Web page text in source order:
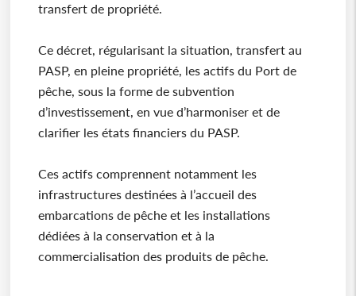
transfert de propriété.
Ce décret, régularisant la situation, transfert au
PASP, en pleine propriété, les actifs du Port de
pêche, sous la forme de subvention
d’investissement, en vue d’harmoniser et de
clarifier les états financiers du PASP.
Ces actifs comprennent notamment les
infrastructures destinées à l’accueil des
embarcations de pêche et les installations
dédiées à la conservation et à la
commercialisation des produits de pêche.